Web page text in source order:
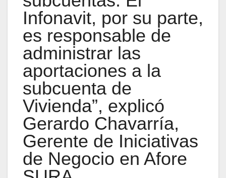
Infonavit, por su parte,
es responsable de
administrar las
aportaciones a la
subcuenta de
Vivienda”, explicó
Gerardo Chavarría,
Gerente de Iniciativas
de Negocio en Afore